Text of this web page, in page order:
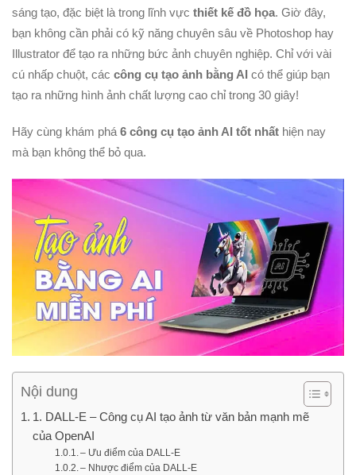
sáng tạo, đặc biệt là trong lĩnh vực thiết kế đồ họa. Giờ đây,
bạn không cần phải có kỹ năng chuyên sâu về Photoshop hay
Illustrator để tạo ra những bức ảnh chuyên nghiệp. Chỉ với vài
cú nhấp chuột, các công cụ tạo ảnh bằng AI có thể giúp bạn
tạo ra những hình ảnh chất lượng cao chỉ trong 30 giây!
Hãy cùng khám phá6 công cụ tạo ảnh AI tốt nhất hiện nay
mà bạn không thể bỏ qua.
Nội dung
1. DALL-E – Công cụ AI tạo ảnh từ văn bản mạnh mẽ
của OpenAI
– Ưu điểm của DALL-E
– Nhược điểm của DALL-E